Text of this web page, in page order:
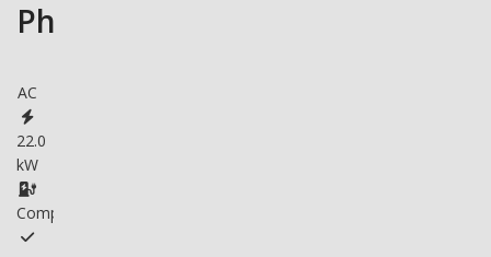
Phase
AC
22.0
kW
Compatible